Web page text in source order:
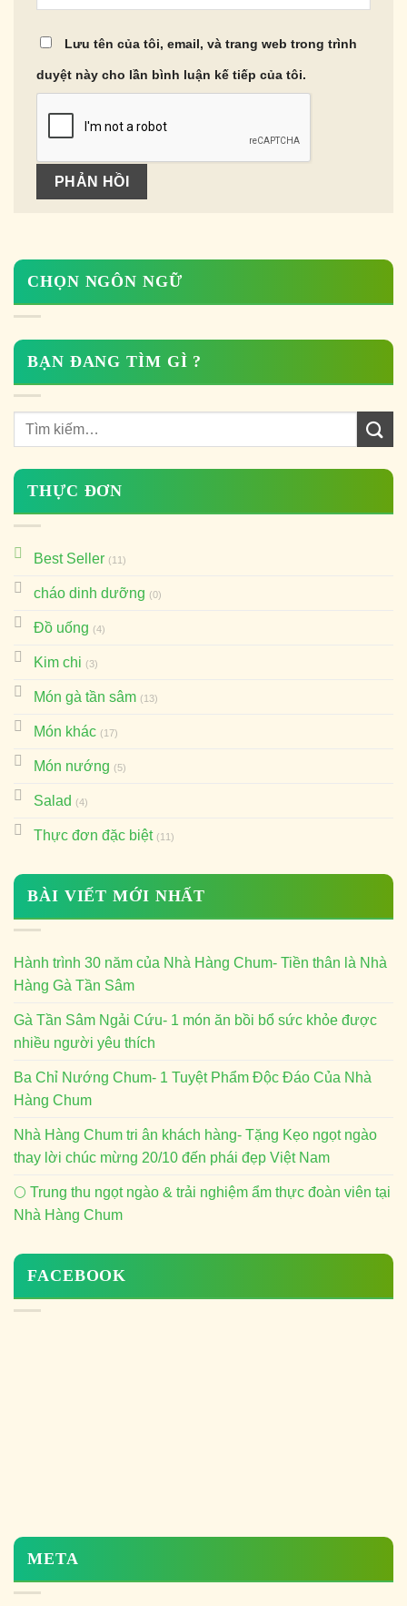
Lưu tên của tôi, email, và trang web trong trình
duyệt này cho lần bình luận kế tiếp của tôi.
CHỌN NGÔN NGỮ
BẠN ĐANG TÌM GÌ ?
THỰC ĐƠN
Best Seller (11)
cháo dinh dưỡng (0)
Đồ uống (4)
Kim chi (3)
Món gà tần sâm (13)
Món khác (17)
Món nướng (5)
Salad (4)
Thực đơn đặc biệt (11)
BÀI VIẾT MỚI NHẤT
Hành trình 30 năm của Nhà Hàng Chum- Tiền thân là Nhà
Hàng Gà Tần Sâm
Gà Tần Sâm Ngải Cứu- 1 món ăn bồi bổ sức khỏe được
nhiều người yêu thích
Ba Chỉ Nướng Chum- 1 Tuyệt Phẩm Độc Đáo Của Nhà
Hàng Chum
Nhà Hàng Chum tri ân khách hàng- Tặng Kẹo ngọt ngào
thay lời chúc mừng 20/10 đến phái đẹp Việt Nam
🌕 Trung thu ngọt ngào & trải nghiệm ẩm thực đoàn viên tại
Nhà Hàng Chum
FACEBOOK
META